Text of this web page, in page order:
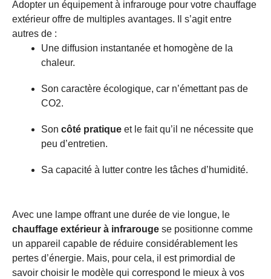
Adopter un équipement à infrarouge pour votre chauffage
extérieur offre de multiples avantages. Il s’agit entre
autres de :
Une diffusion instantanée et homogène de la
chaleur.
Son caractère écologique, car n’émettant pas de
CO2.
Son côté pratique et le fait qu’il ne nécessite que
peu d’entretien.
Sa capacité à lutter contre les tâches d’humidité.
Avec une lampe offrant une durée de vie longue, le
chauffage extérieur à infrarouge se positionne comme
un appareil capable de réduire considérablement les
pertes d’énergie. Mais, pour cela, il est primordial de
savoir choisir le modèle qui correspond le mieux à vos